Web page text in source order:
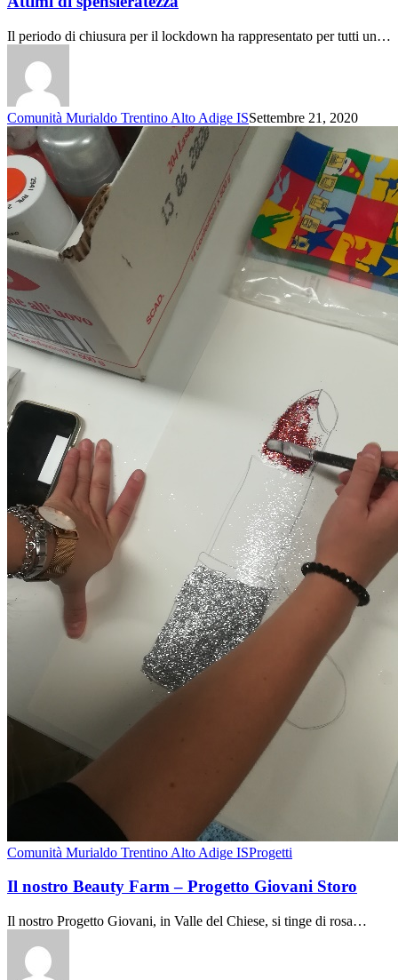
Il periodo di chiusura per il lockdown ha rappresentato per tutti un…
Comunità Murialdo Trentino Alto Adige ISSettembre 21, 2020
Comunità Murialdo Trentino Alto Adige ISProgetti
Il nostro Beauty Farm – Progetto Giovani Storo
Il nostro Progetto Giovani, in Valle del Chiese, si tinge di rosa…